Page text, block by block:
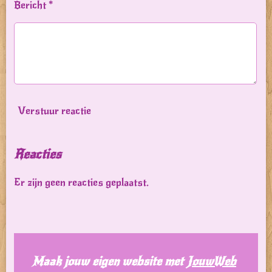
Bericht *
Verstuur reactie
Reacties
Er zijn geen reacties geplaatst.
Maak jouw eigen website met JouwWeb